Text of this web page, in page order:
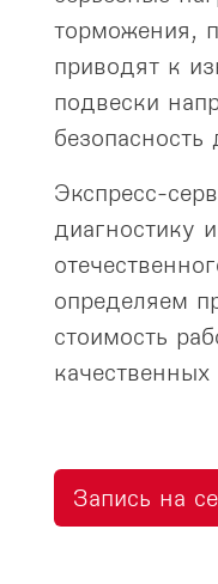
торможения,
приводят к
подвески
Экспресс-
диагностику
определяем
стоимость
качественных
Запись на